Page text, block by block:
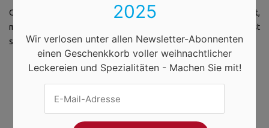
Obgleich die Dunkelheit im Dezember bereits ab 16 Uhr einsetzt,
merkt man davon auf dem Weihnachtsmarkt in Celle wenig. Alles ist
stimmungsvoll beleuchtet und der graue Alltag ist schnell
2025
Wir verlosen unter allen Newsletter-Abonnenten
einen Geschenkkorb voller weihnachtlicher
Leckereien und Spezialitäten - Machen Sie mit!